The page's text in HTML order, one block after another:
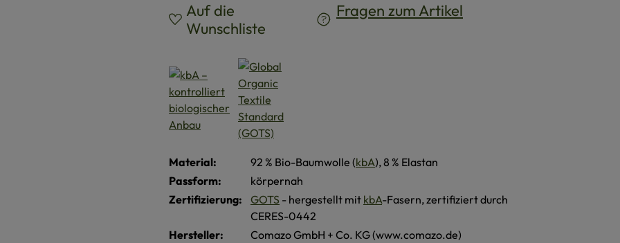
Auf die
Wunschliste
Fragen zum Artikel
Material: 92 % Bio-Baumwolle (kbA), 8 % Elastan
Passform:
körpernah
Zertifizierung:
GOTS - hergestellt mit kbA-Fasern, zertifiziert durch
CERES-0442
Hersteller:
Comazo GmbH + Co. KG (www.comazo.de)